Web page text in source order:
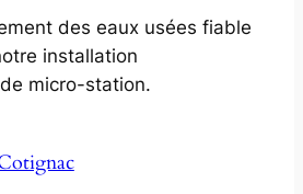
des eaux usées fiable
installation
micro-station.